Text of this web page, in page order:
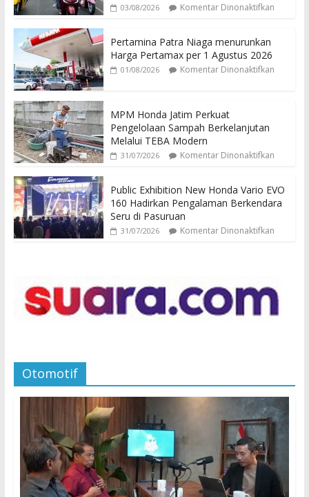
03/08/2026 Komentar Dinonaktifkan
Pertamina Patra Niaga menurunkan
Harga Pertamax per 1 Agustus 2026
01/08/2026 Komentar Dinonaktifkan
MPM Honda Jatim Perkuat
Pengelolaan Sampah Berkelanjutan
Melalui TEBA Modern
31/07/2026 Komentar Dinonaktifkan
Public Exhibition New Honda Vario EVO
160 Hadirkan Pengalaman Berkendara
Seru di Pasuruan
31/07/2026 Komentar Dinonaktifkan
Otomotif